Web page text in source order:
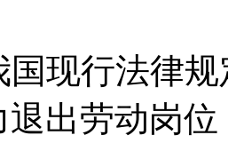
国现行法律
退出劳动岗